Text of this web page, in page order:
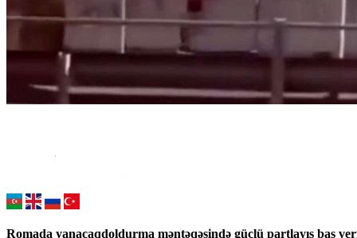
Romada yanacaqdoldurma məntəqəsində güclü partlayış baş